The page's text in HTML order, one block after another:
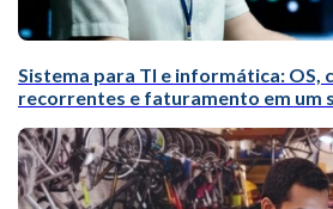
Sistema para TI e informática: OS,
recorrentes e faturamento em um